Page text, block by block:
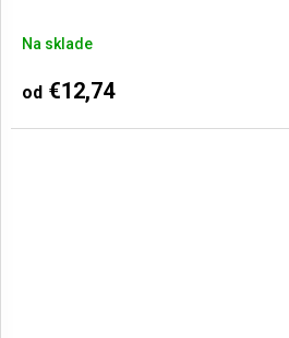
Na sklade
od €12,74